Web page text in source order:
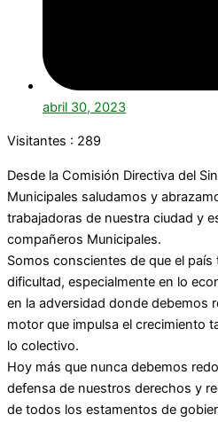
abril 30, 2023
Visitantes : 289
Desde la Comisión Directiva del
Municipales saludamos y
trabajadoras de nuestra ciudad y
compañeros Municipales.
Somos conscientes de que el
dificultad, especialmente en lo
en la adversidad donde debemos
motor que impulsa el crecimiento
lo colectivo.
Hoy más que nunca debemos
defensa de nuestros derechos y
de todos los estamentos de